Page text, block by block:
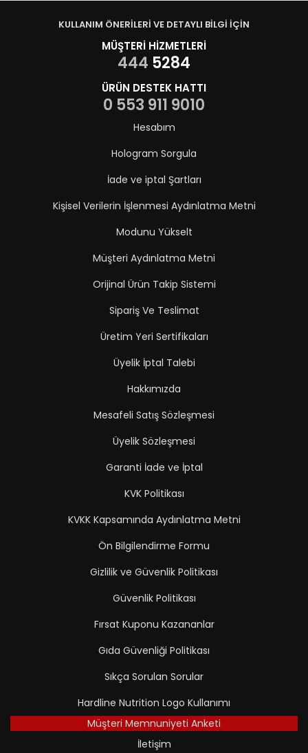
KULLANIM ÖNERİLERİ VE DETAYLI BİLGİ İÇİN
MÜŞTERİ HİZMETLERİ
444 5284
ÜRÜN DESTEK HATTI
0 553 911 9010
Hesabım
Hologram Sorgula
İade ve iptal Şartları
Kişisel Verilerin İşlenmesi Aydınlatma Metni
Modunu Yükselt
Müşteri Aydınlatma Metni
Orijinal Ürün Takip Sistemi
Sipariş Ve Teslimat
Üretim Yeri Sertifikaları
Üyelik İptal Talebi
Hakkımızda
Mesafeli Satış Sözleşmesi
Üyelik Sözleşmesi
Garanti İade ve İptal
KVK Politikası
KVKK Kapsamında Aydınlatma Metni
Ön Bilgilendirme Formu
Gizlilik ve Güvenlik Politikası
Güvenlik Politikası
Fırsat Kuponu Kazananlar
Gıda Güvenliği Politikası
Sıkça Sorulan Sorular
Hardline Nutrition Logo Kullanımı
Müşteri Memnuniyeti Anketi
İletişim